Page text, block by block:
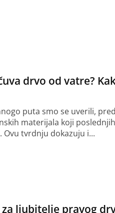
drvo od vatre?
puta smo se uverili,
materijala koji
Ovu tvrdnju dokazuju i...
ljubitelje pravog